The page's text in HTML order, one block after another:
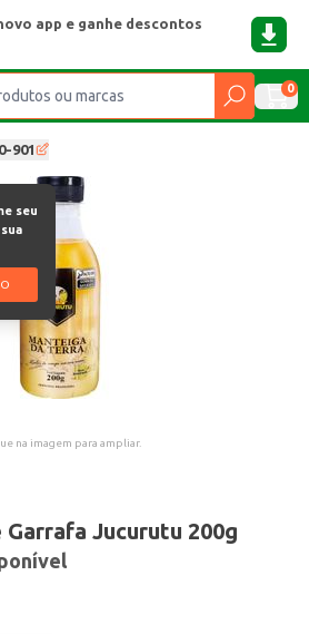
app e ganhe descontos
0
901
seu
na imagem para ampliar.
Jucurutu 200g